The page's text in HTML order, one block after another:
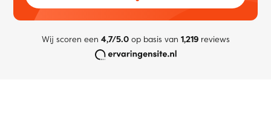
Wij scoren een 4,7/5.0op basis van 1,219reviews